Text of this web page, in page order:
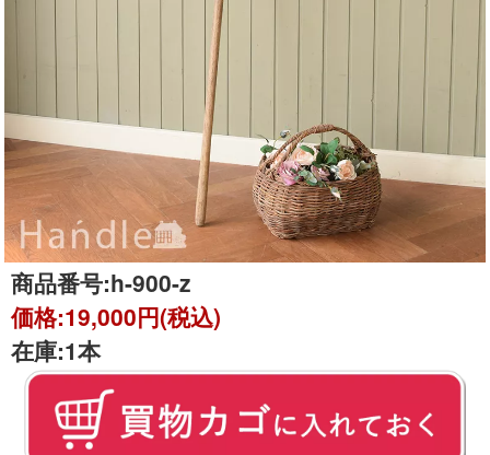
商品番号:h-900-z
価格:19,000円(税込)
在庫:1本